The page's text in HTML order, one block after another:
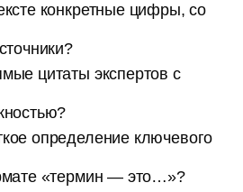
конкретные цифры, со
цитаты экспертов с
определение ключевого
«термин — это…»?